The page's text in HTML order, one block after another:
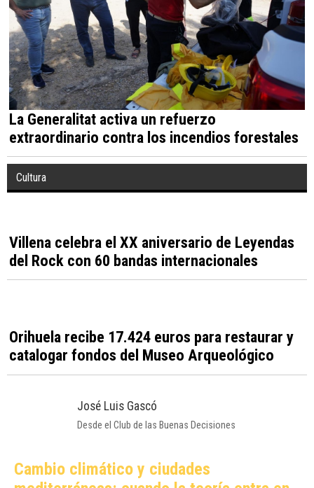
de viviendas
Comunidad Valenciana
Pérez Llorca nombra a Ferran Torres
embajador de la Comunitat Valenciana